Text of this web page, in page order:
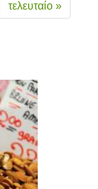
τελευταίο »